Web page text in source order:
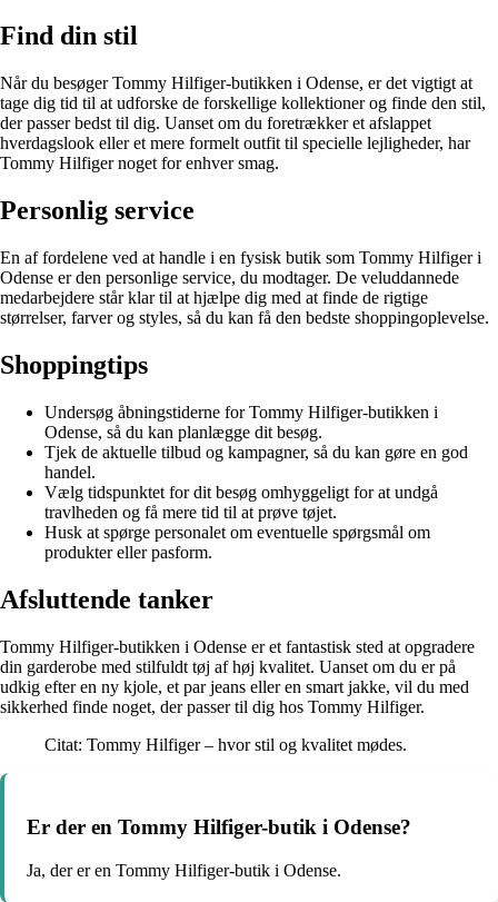
Find din stil
Når du besøger Tommy Hilfiger-butikken i Odense, er det vigtigt at
tage dig tid til at udforske de forskellige kollektioner og finde den stil,
der passer bedst til dig. Uanset om du foretrækker et afslappet
hverdagslook eller et mere formelt outfit til specielle lejligheder, har
Tommy Hilfiger noget for enhver smag.
Personlig service
En af fordelene ved at handle i en fysisk butik som Tommy Hilfiger i
Odense er den personlige service, du modtager. De veluddannede
medarbejdere står klar til at hjælpe dig med at finde de rigtige
størrelser, farver og styles, så du kan få den bedste shoppingoplevelse.
Shoppingtips
Undersøg åbningstiderne for Tommy Hilfiger-butikken i
Odense, så du kan planlægge dit besøg.
Tjek de aktuelle tilbud og kampagner, så du kan gøre en god
handel.
Vælg tidspunktet for dit besøg omhyggeligt for at undgå
travlheden og få mere tid til at prøve tøjet.
Husk at spørge personalet om eventuelle spørgsmål om
produkter eller pasform.
Afsluttende tanker
Tommy Hilfiger-butikken i Odense er et fantastisk sted at opgradere
din garderobe med stilfuldt tøj af høj kvalitet. Uanset om du er på
udkig efter en ny kjole, et par jeans eller en smart jakke, vil du med
sikkerhed finde noget, der passer til dig hos Tommy Hilfiger.
Citat: Tommy Hilfiger – hvor stil og kvalitet mødes.
Er der en Tommy Hilfiger-butik i Odense?
Ja, der er en Tommy Hilfiger-butik i Odense.